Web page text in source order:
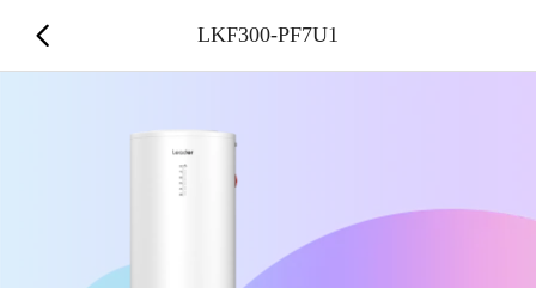
LKF300-PF7U1